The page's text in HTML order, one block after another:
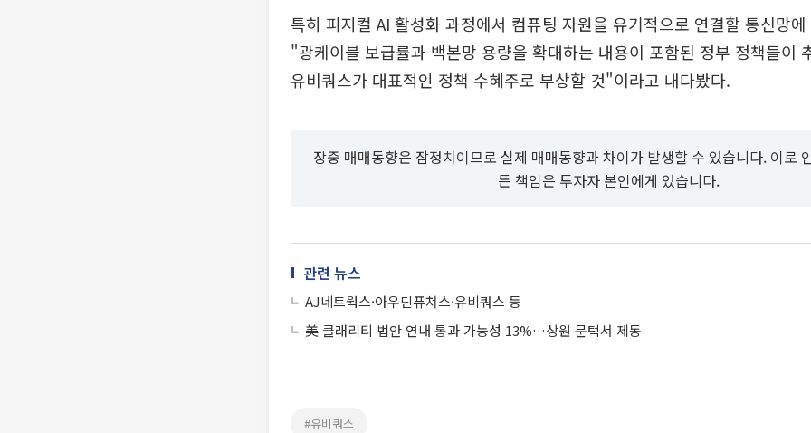
특히 피지컬 AI 활성화 과정에서 컴퓨팅 자원을 유기적으로 연결할 통신망
"광케이블 보급률과 백본망 용량을 확대하는 내용이 포함된 정부 정책들이
유비쿼스가 대표적인 정책 수혜주로 부상할 것"이라고 내다봤다.
장중 매매동향은 잠정치이므로 실제 매매동향과 차이가 발생할 수 있습니다. 이로
든 책임은 투자자 본인에게 있습니다.
관련 뉴스
AJ네트웍스·아우딘퓨쳐스·유비쿼스 등
美 클래리티 법안 연내 통과 가능성 13%…상원 문턱서 제동
#유비쿼스